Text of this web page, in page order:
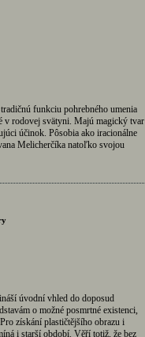
funkciu pohrebného umenia
v rodovej svätyni. Majú magický tvar
účinok. Pôsobia ako iracionálne
Melicherčíka natoľko svojou
úvodní vhled do doposud
o možné posmrtné existenci,
získání plastičtějšího obrazu i
i starší období. Věří totiž, že bez